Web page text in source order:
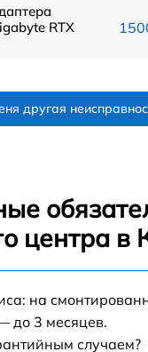
RTX
другая
центра в
на
до 3 месяцев.
случаем?